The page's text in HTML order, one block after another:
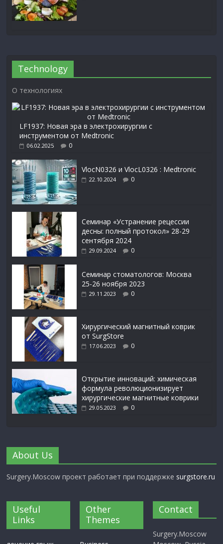
Technology
О технологиях
LF1937: Новая эра в электрохирургии с
инструментом от Medtronic
06.02.2025 0
VlocN0326 и VlocL0326 : Medtronic
22.10.2024 0
Семинар «Устранение рецессии
десны: полный протокол» 28-29
сентября 2024
29.09.2024 0
Семинар стоматологов: Москва
25-26 ноября 2023
29.11.2023 0
Xирургический магнитный коврик
от SurgStore
17.06.2023 0
Открытие инноваций: химическая
формула революционизирует
хирургические магнитные коврики
29.05.2023 0
About Us
Surgery.Moscow проект работает при поддержке surgstore.ru
Useful
Links
Other
Themes
Contact
Surgery.Moscow